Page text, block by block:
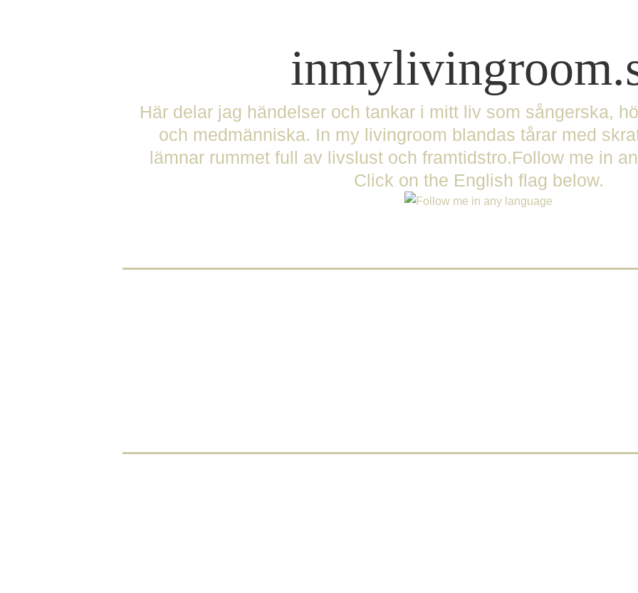
Här delar jag händelser och tankar i mitt liv som sångerska,
och medmänniska. In my livingroom blandas tårar med
lämnar rummet full av livslust och framtidstro.Follow me in
Click on the English flag below.